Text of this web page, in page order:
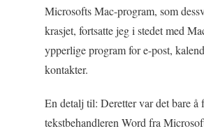
Microsofts Mac-program, som
krasjet, fortsatte jeg i stedet med
ypperlige program for e-post,
kontakter.
En detalj til: Deretter var det bare å
tekstbehandleren Word fra